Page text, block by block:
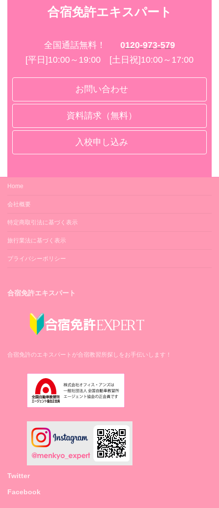
合宿免許エキスパート
全国通話無料！
0120-973-579
[平日]10:00～19:00 [土日祝]10:00～17:00
お問い合わせ
資料請求（無料）
入校申し込み
Home
会社概要
特定商取引法に基づく表示
旅行業法に基づく表示
プライバシーポリシー
合宿免許エキスパート
合宿免許のエキスパートが合宿教習所探しをお手伝いします！
Twitter
Facebook